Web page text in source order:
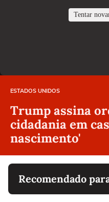
ESTADOS UNIDOS
Trump assina
cidadania em
nascimento'
Recomendado